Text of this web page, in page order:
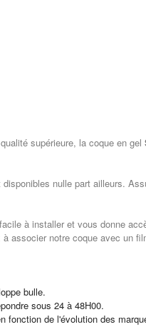
supérieure, la coque en gel
nulle part ailleurs.
à installer et vous donne
associer notre coque avec un
bulle.
sous 24 à 48H00.
fonction de l'évolution des